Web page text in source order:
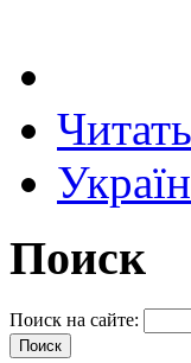
Поиск
Поиск на сайте: